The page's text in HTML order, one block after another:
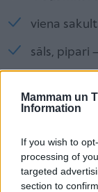
Mammam un
Information
If you wish to
processing of
targeted
section to
viena
sāls, pipari
Uzsilda
sajauc
olīveļlu un